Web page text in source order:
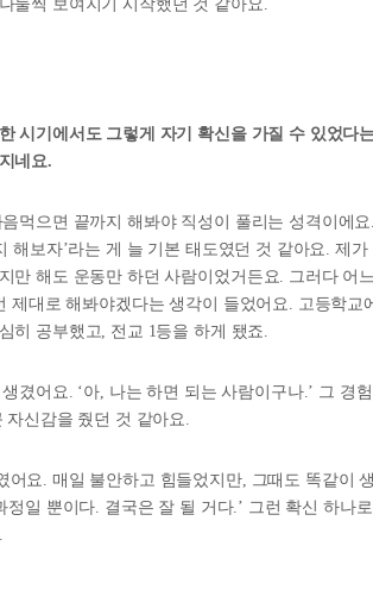
둘씩 보여지기 시작했던 것 같아요.
시기에서도 그렇게 자기 확신을 가질 수 있었다
네요.
먹으면 끝까지 해봐야 직성이 풀리는 성격이에
해보자’라는 게 늘 기본 태도였던 것 같아요. 제가
만 해도 운동만 하던 사람이었거든요. 그러다 어
제대로 해봐야겠다는 생각이 들었어요. 고등학교
히 공부했고, 전교 1등을 하게 됐죠.
겼어요. ‘아, 나는 하면 되는 사람이구나.’ 그 경험
신감을 줬던 것 같아요.
어요. 매일 불안하고 힘들었지만, 그때도 똑같이
정일 뿐이다. 결국은 잘 될 거다.’ 그런 확신 하나로